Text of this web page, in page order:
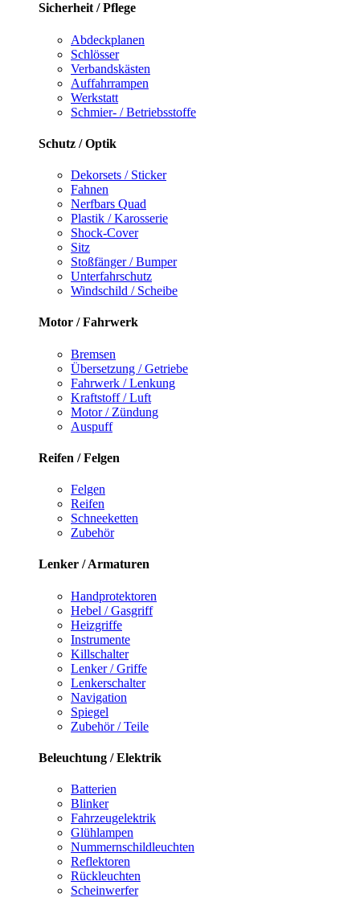
Sicherheit / Pflege
Abdeckplanen
Schlösser
Verbandskästen
Auffahrrampen
Werkstatt
Schmier- / Betriebsstoffe
Schutz / Optik
Dekorsets / Sticker
Fahnen
Nerfbars Quad
Plastik / Karosserie
Shock-Cover
Sitz
Stoßfänger / Bumper
Unterfahrschutz
Windschild / Scheibe
Motor / Fahrwerk
Bremsen
Übersetzung / Getriebe
Fahrwerk / Lenkung
Kraftstoff / Luft
Motor / Zündung
Auspuff
Reifen / Felgen
Felgen
Reifen
Schneeketten
Zubehör
Lenker / Armaturen
Handprotektoren
Hebel / Gasgriff
Heizgriffe
Instrumente
Killschalter
Lenker / Griffe
Lenkerschalter
Navigation
Spiegel
Zubehör / Teile
Beleuchtung / Elektrik
Batterien
Blinker
Fahrzeugelektrik
Glühlampen
Nummernschildleuchten
Reflektoren
Rückleuchten
Scheinwerfer